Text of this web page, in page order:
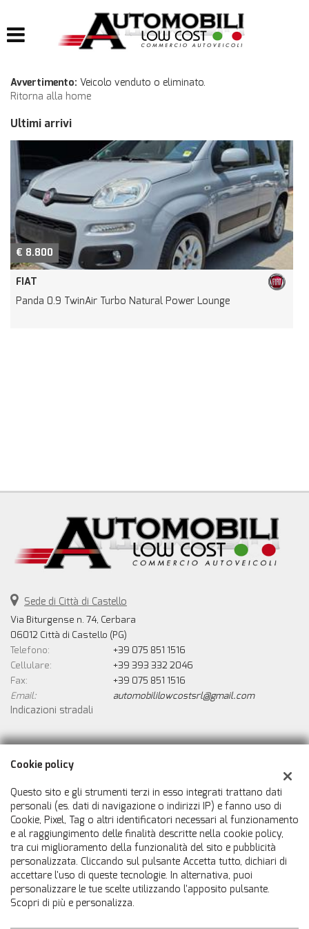
IMPIANTI
IMPIANTI GPL
IMPIANTI METANO
ACQUISTIAMO USATO
ASSISTENZA
CONTATTI
Avvertimento: Veicolo venduto o eliminato.
Ritorna alla home
Ultimi arrivi
€ 8.800
FIAT
Panda 0.9 TwinAir Turbo Natural Power Lounge
Sede di Città di Castello
Via Biturgense n. 74, Cerbara
06012 Città di Castello (PG)
Telefono:
+39 075 851 1516
Cellulare:
+39 393 332 2046
Fax:
+39 075 851 1516
Email:
automobililowcostsrl@gmail.com
Indicazioni stradali
Dati fiscali:
Automobili Low Cost Srls
Via Biturgense n. 74, Cerbara, Città di Castello (PG)
C.F/P.IVA:02546800414
Registro delle imprese:PG
Cookie policy
Questo sito e gli strumenti terzi in esso integrati trattano dati
personali (es. dati di navigazione o indirizzi IP) e fanno uso di
Cookie, Pixel, Tag o altri identificatori necessari al funzionamento
e al raggiungimento delle finalità descritte nella cookie policy,
tra cui miglioramento della funzionalità del sito e pubblicità
personalizzata. Cliccando sul pulsante Accetta tutto, dichiari di
accettare l'uso di queste tecnologie. In alternativa, puoi
personalizzare le tue scelte utilizzando l'apposito pulsante.
Scopri di più e personalizza.